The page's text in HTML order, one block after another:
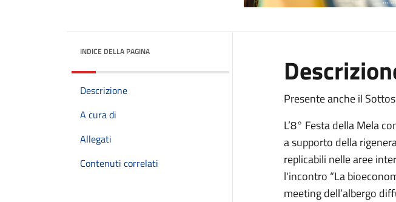
INDICE DELLA PAGINA
Descrizione
A cura di
Allegati
Contenuti correlati
Presente anche il
L’8° Festa della Mela
a supporto della
replicabili nelle aree
l'incontro “La
meeting dell’albergo